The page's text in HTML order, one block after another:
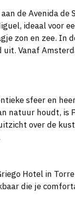
de Avenida de
ideaal voor
zon en zee. In
Vanaf
sfeer en
natuur houdt, is
over de
Hotel in
die je